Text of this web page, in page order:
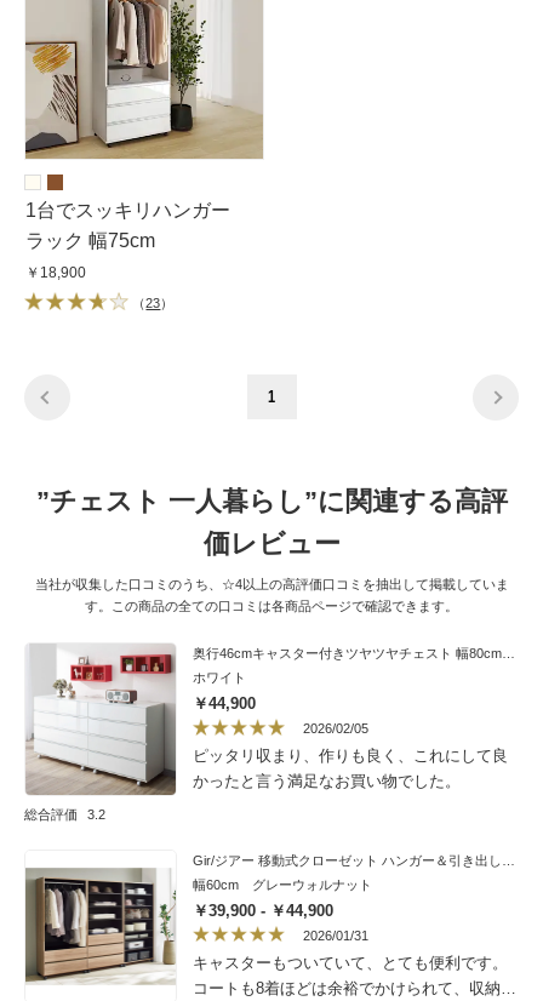
1台でスッキリハンガー
ラック 幅75cm
￥18,900
（23）
1
”チェスト 一人暮らし”に関連する高評
価レビュー
当社が収集した口コミのうち、☆4以上の高評価口コミを抽出して掲載していま
す。この商品の全ての口コミは各商品ページで確認できます。
総合評価 3.2
奥行46cmキャスター付きツヤツヤチェスト 幅80cm・4段
ホワイト
￥44,900
2026/02/05
ピッタリ収まり、作りも良く、これにして良
かったと言う満足なお買い物でした。
幅60cm グレーウォルナット
￥39,900 - ￥44,900
2026/01/31
キャスターもついていて、とても便利です。
コートも8着ほどは余裕でかけられて、収納容